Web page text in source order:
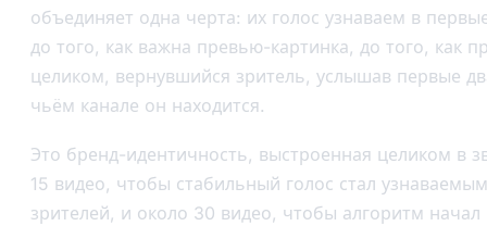
объединяет одна черта: их голос узнаваем в
до того, как важна превью-картинка, до того, как
целиком, вернувшийся зритель, услышав первые
чьём канале он находится.
Это бренд-идентичность, выстроенная целиком в
15 видео, чтобы стабильный голос стал
зрителей, и около 30 видео, чтобы алгоритм